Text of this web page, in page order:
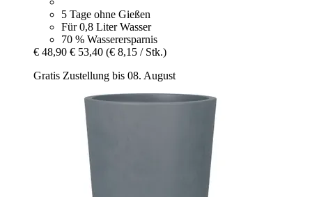
5 Tage ohne Gießen
Für 0,8 Liter Wasser
70 % Wasserersparnis
€ 48,90 € 53,40 (€ 8,15 / Stk.)
Gratis Zustellung bis 08. August